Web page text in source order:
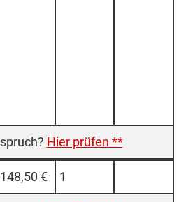
Hier prüfen **
148,50 € 1